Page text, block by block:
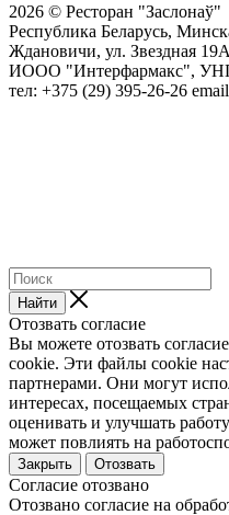
2026 © Ресторан "Заслонаў"
Республика Беларусь,
Ждановичи, ул. Звездная
ИООО "Интерфармакс",
тел: +375 (29) 395-26-26
Найти
Отозвать согласие
Вы можете отозвать
cookie. Эти файлы cookie
партнерами. Они могут
интересах, посещаемых
оценивать и улучшать
может повлиять на
Закрыть Отозвать
Согласие отозвано
Отозвано согласие на